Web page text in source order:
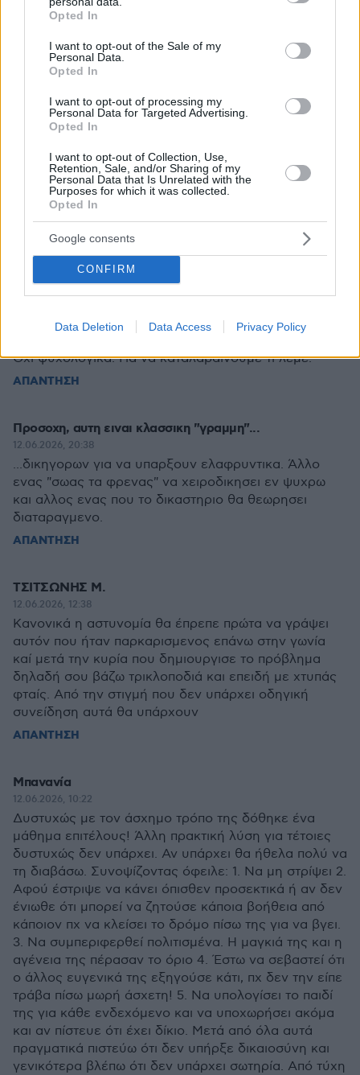
grant or deny consent to Google and its third-party tags to
use your data for below specified purposes in below Google
consent section.
Opted In
I want to opt-out of the Sale of my
Personal Data.
Opted In
I want to opt-out of processing my
Personal Data for Targeted Advertising.
Opted In
I want to opt-out of Collection, Use,
Retention, Sale, and/or Sharing of my
Personal Data that Is Unrelated with the
Purposes for which it was collected.
Opted In
Google consents
CONFIRM
Data Deletion Data Access Privacy Policy
16.06.2026, 15:21
To iq σου είναι πιο κατω από του ραντανπλάν
ΑΠΑΝΤΗΣΗ
12.06.2026, 22:15
Γενικώς, όποιος κάνει τσαμπουκάδες στο δρόμο να
συλλαμβάνεται ΑΜΕΣΑ ΚΑΙ ΕΠ' ΑΥΤΟΦΟΡΩ και να
διατάσσεται ο εγκλεισμός του σε ίδρυμα.
ΑΠΑΝΤΗΣΗ
Ψυχιατρικά προβλήματα
Όχι ψυχολογικά. Για να καταλαβαίνουμε τι λέμε.
ΑΠΑΝΤΗΣΗ
Προσοχη, αυτη ειναι κλασσικη "γραμμη"...
12.06.2026, 20:38
...δικηγορων για να υπαρξουν ελαφρυντικα. Άλλο
ενας "σωας τα φρενας" να χειροδικησει εν ψυχρω
και αλλος ενας που το δικαστηριο θα θεωρησει
διαταραγμενο.
ΑΠΑΝΤΗΣΗ
ΤΣΙΤΣΩΝΗΣ Μ.
12.06.2026, 12:38
Κανονικά η αστυνομία θα έπρεπε πρώτα να γράψει
αυτόν που ήταν παρκαρισμενος επάνω στην γωνία
καί μετά την κυρία που δημιουργισε το πρόβλημα
δηλαδή σου βάζω τρικλοποδιά και επειδή με χτυπάς
φταίς. Από την στιγμή που δεν υπάρχει οδηγική
συνείδηση αυτά θα υπάρχουν
ΑΠΑΝΤΗΣΗ
Μπανανία
12.06.2026, 10:22
Δυστυχώς με τον άσχημο τρόπο της δόθηκε ένα
μάθημα επιτέλους! Άλλη πρακτική λύση για τέτοιες
δυστυχώς δεν υπάρχει. Αν υπάρχει θα ήθελα πολύ να
τη διαβάσω. Συνοψίζοντας όφειλε: 1. Να μη στρίψει 2.
Αφού έστριψε να κάνει όπισθεν προσεκτικά ή αν δεν
ένιωθε ότι μπορεί να ζητούσε κάποια βοήθεια από
κάποιον πχ να κλείσει το δρόμο πίσω της για να βγει.
3. Να συμπεριφερθεί πολιτισμένα. Η μαγκιά της και η
αγένεια της πέρασαν το όριο 4. Έστω να σεβαστεί ότι
ο άλλος ευγενικά της εξηγούσε κάτι, πχ δεν την είπε
τράβα πίσω μωρή άσχετη! 5. Να υπολογίσει το παιδί
της για κάθε ενδεχόμενο και να υποχωρήσει ακόμα
και αν πίστευε ότι έχει δίκιο. Μετά από όλα αυτά
πραγματικά πιστεύω ότι δεν υπήρξε δικαιοσύνη και
γενικότερα βλέπω ότι δεν υπάρχει σωτηρία. Από τύχη